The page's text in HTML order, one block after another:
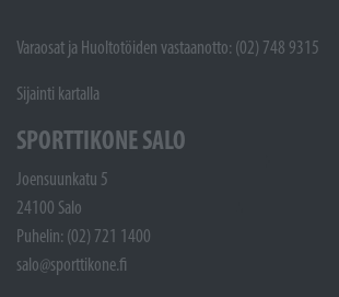
Varaosat ja Huoltotöiden vastaanotto: (02) 748 9315
Sijainti kartalla
SPORTTIKONE SALO
Joensuunkatu 5
24100 Salo
Puhelin: (02) 721 1400
salo@sporttikone.fi